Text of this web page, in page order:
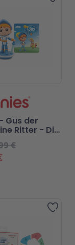
€
Gus der
Ritter - Die
Gus und
hinzufügen Zur